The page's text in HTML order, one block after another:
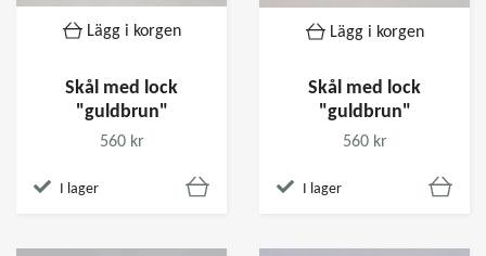
Lägg i korgen
Skål med lock
"guldbrun"
560 kr
I lager
Lägg i korgen
Skål med lock
"guldbrun"
560 kr
I lager